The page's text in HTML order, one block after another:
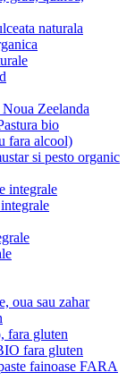
naturala
Zeelanda
bio
fara alcool)
si pesto organic
integrale
oua sau zahar
fara gluten
fara gluten
fainoase FARA